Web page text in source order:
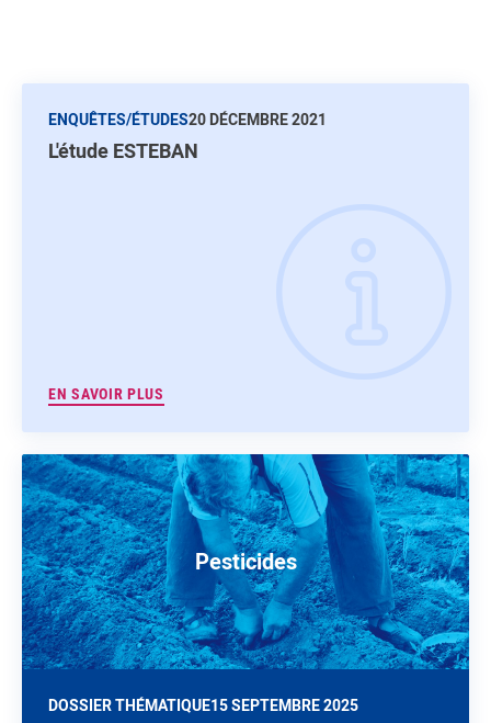
ENQUÊTES/ÉTUDES20 DÉCEMBRE 2021
L'étude ESTEBAN
EN SAVOIR PLUS
Pesticides
DOSSIER THÉMATIQUE15 SEPTEMBRE 2025